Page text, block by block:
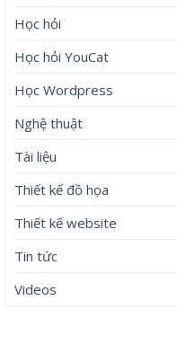
Học hỏi
Học hỏi YouCat
Học Wordpress
Nghệ thuật
Tài liệu
Thiết kế đồ họa
Thiết kế website
Tin tức
Videos